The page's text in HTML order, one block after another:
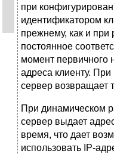
при
идентификатором
прежнему, как и при
постоянное
момент первичного
адреса клиенту.
сервер возвращает
При динамическом
сервер выдает
время, что дает
использовать IP-